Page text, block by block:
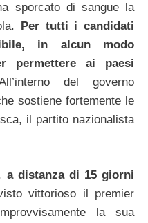
sporcato di sangue la
Per tutti i candidati
in alcun modo
permettere ai paesi
del governo
sostiene fortemente le
il partito nazionalista
a distanza di 15 giorni
vittorioso il premier
la sua